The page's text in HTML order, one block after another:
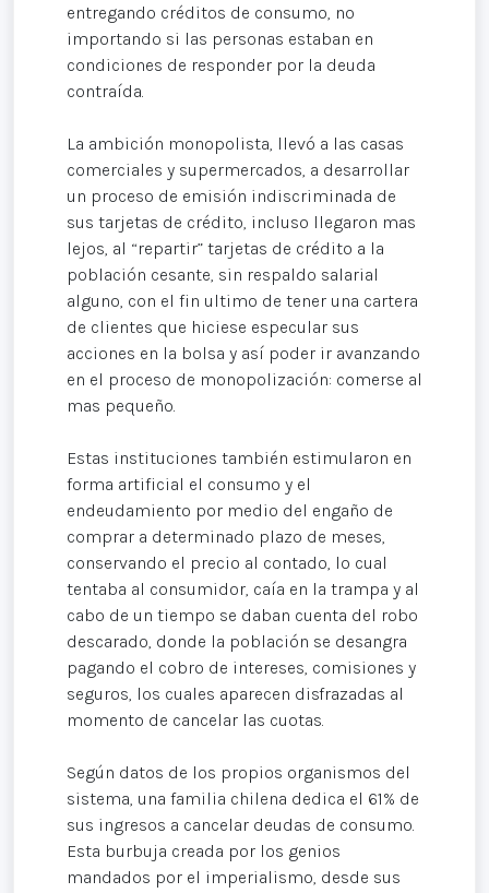
entregando créditos de consumo, no
importando si las personas estaban en
condiciones de responder por la deuda
contraída.
La ambición monopolista, llevó a las casas
comerciales y supermercados, a desarrollar
un proceso de emisión indiscriminada de
sus tarjetas de crédito, incluso llegaron mas
lejos, al “repartir” tarjetas de crédito a la
población cesante, sin respaldo salarial
alguno, con el fin ultimo de tener una cartera
de clientes que hiciese especular sus
acciones en la bolsa y así poder ir avanzando
en el proceso de monopolización: comerse al
mas pequeño.
Estas instituciones también estimularon en
forma artificial el consumo y el
endeudamiento por medio del engaño de
comprar a determinado plazo de meses,
conservando el precio al contado, lo cual
tentaba al consumidor, caía en la trampa y al
cabo de un tiempo se daban cuenta del robo
descarado, donde la población se desangra
pagando el cobro de intereses, comisiones y
seguros, los cuales aparecen disfrazadas al
momento de cancelar las cuotas.
Según datos de los propios organismos del
sistema, una familia chilena dedica el 61% de
sus ingresos a cancelar deudas de consumo.
Esta burbuja creada por los genios
mandados por el imperialismo, desde sus